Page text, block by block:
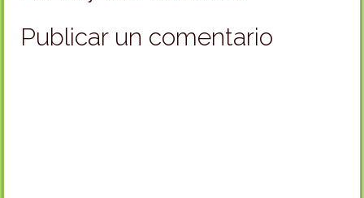
Publicar un comentario